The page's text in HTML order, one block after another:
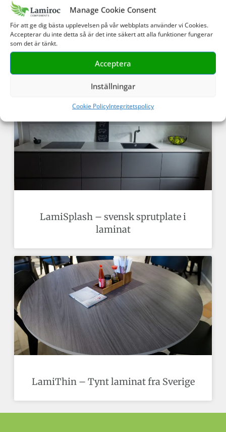
Manage Cookie Consent
För att ge dig bästa upplevelsen på vår webbplats använder vi Cookies.
Accepterar du inte detta så är det inte säkert att alla funktioner fungerar
som det är tänkt.
Acceptera
Inställningar
Cookie PolicyIntegritetspolicy
LamiSilence – Den lydabsorberende
bordplaten
LamiSplash – svensk sprutplate i
laminat
LamiThin – Tynt laminat fra Sverige